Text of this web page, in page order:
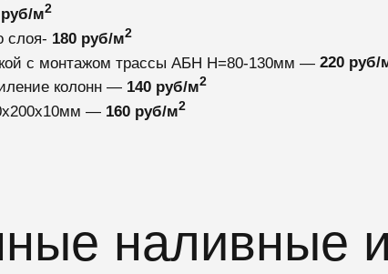
руб/м2
слоя- 180 руб/м2
с монтажом трассы АБН Н=80-130мм — 220 руб/
колонн — 140 руб/м2
— 160 руб/м2
наливные